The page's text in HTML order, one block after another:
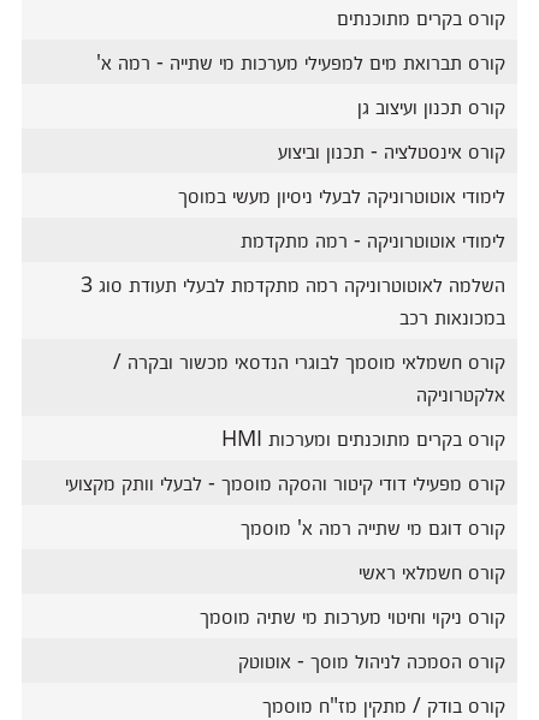
קורס בקרים מתוכנתים
קורס תברואת מים למפעילי מערכות מי שתייה - רמה א'
קורס תכנון ועיצוב גן
קורס אינסטלציה - תכנון וביצוע
לימודי אוטוטרוניקה לבעלי ניסיון מעשי במוסך
לימודי אוטוטרוניקה - רמה מתקדמת
השלמה לאוטוטרוניקה רמה מתקדמת לבעלי תעודת סוג 3
במכונאות רכב
קורס חשמלאי מוסמך לבוגרי הנדסאי מכשור ובקרה /
אלקטרוניקה
קורס בקרים מתוכנתים ומערכות HMI
קורס מפעילי דודי קיטור והסקה מוסמך - לבעלי וותק מקצועי
קורס דוגם מי שתייה רמה א' מוסמך
קורס חשמלאי ראשי
קורס ניקוי וחיטוי מערכות מי שתיה מוסמך
קורס הסמכה לניהול מוסך - אוטוטק
קורס בודק / מתקין מז"ח מוסמך